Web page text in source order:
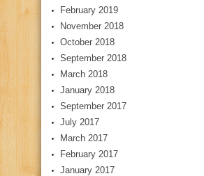
February 2019
November 2018
October 2018
September 2018
March 2018
January 2018
September 2017
July 2017
March 2017
February 2017
January 2017